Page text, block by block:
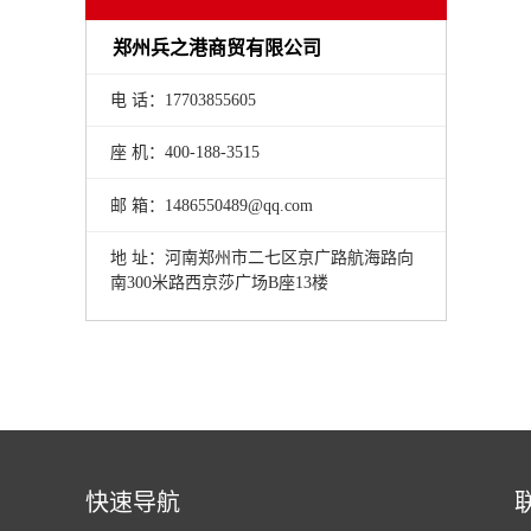
郑州兵之港商贸有限公司
电 话：17703855605
座 机：400-188-3515
邮 箱：1486550489@qq.com
地 址：河南郑州市二七区京广路航海路向
南300米路西京莎广场B座13楼
快速导航